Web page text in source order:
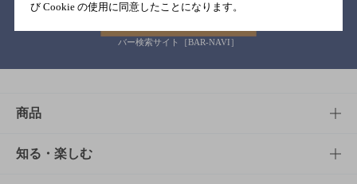
バー検索サイト［BAR-NAVI］
商品
商品TOP
知る・楽しむ
び Cookie の使用に同意したことになります。